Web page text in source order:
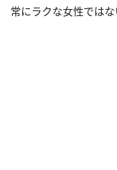
常にラクな女性ではな